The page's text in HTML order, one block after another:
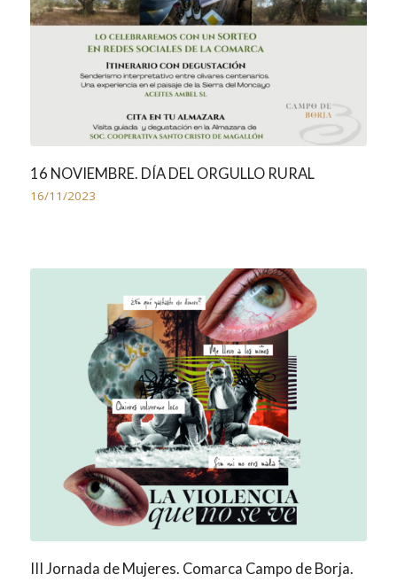
16 NOVIEMBRE. DÍA DEL ORGULLO RURAL
16/11/2023
III Jornada de Mujeres. Comarca Campo de Borja.